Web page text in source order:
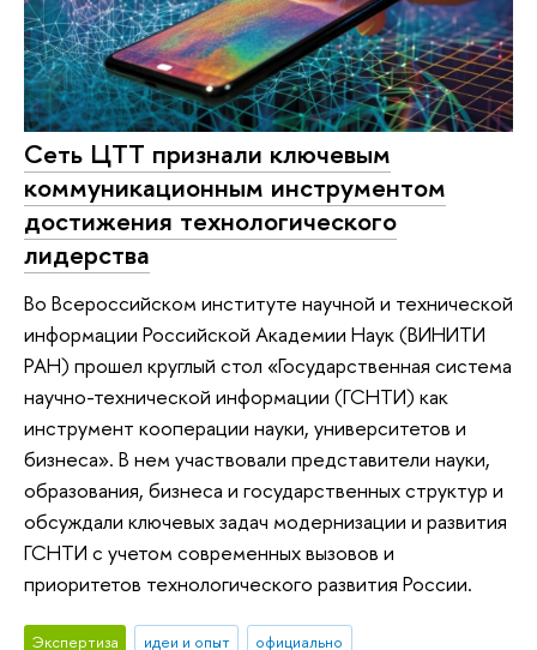
Сеть ЦТТ признали ключевым
коммуникационным инструментом
достижения технологического
лидерства
Во Всероссийском институте научной и технической
информации Российской Академии Наук (ВИНИТИ
РАН) прошел круглый стол «Государственная система
научно-технической информации (ГСНТИ) как
инструмент кооперации науки, университетов и
бизнеса». В нем участвовали представители науки,
образования, бизнеса и государственных структур и
обсуждали ключевых задач модернизации и развития
ГСНТИ с учетом современных вызовов и
приоритетов технологического развития России.
Экспертиза идеи и опыт официально